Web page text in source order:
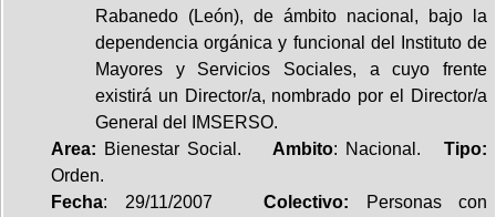
Rabanedo (León), de ámbito nacional, bajo la
dependencia orgánica y funcional del Instituto de
Mayores y Servicios Sociales, a cuyo frente
existirá un Director/a, nombrado por el Director/a
General del IMSERSO.
Area: Bienestar Social. Ambito: Nacional. Tipo:
Orden.
Fecha: 29/11/2007 Colectivo:
Personas con